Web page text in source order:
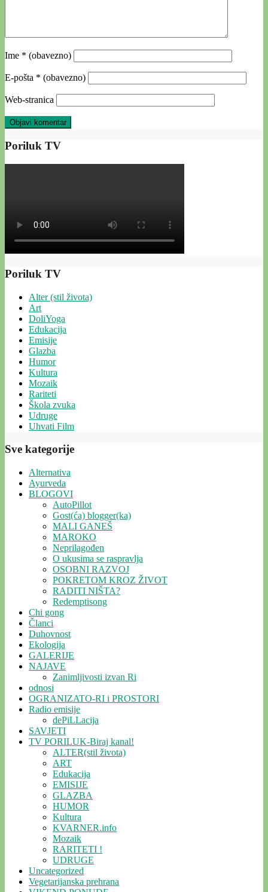
Ime * (obavezno)
E-pošta * (obavezno)
Web-stranica
Poriluk TV
Poriluk TV
Alter (stil života)
Art
DoliYoga
Edukacija
Emisije
Glazba
Humor
Kultura
Mozaik
Rariteti
Škola zvuka
Udruge
Uhvati Film
Sve kategorije
Alternativa
Ayurveda
BLOGOVI
AutoPillot
Gost(ća) blogger(ka)
MALI GANEŠ
MAROKO
Neprilagođen
O ukusima se raspravlja
OSOBNI RAZVOJ
POKRETOM KROZ ŽIVOT
RADITI NIŠTA?
Redemptisong
Chi gong
Članci
Duhovnost
Ekologija
GALERIJE
NAJAVE
Zanimljivosti izvan Ri
odnosi
OGRANIZATO-RI i PROSTORI
Radio emisije
dePiLLacija
SAVJETI
TV PORILUK-Biraj kanal!
ALTER(stil života)
ART
Edukacija
EMISIJE
GLAZBA
HUMOR
Kultura
KVARNER.info
Mozaik
RARITETI !
UDRUGE
Uncategorized
Vegetarijanska prehrana